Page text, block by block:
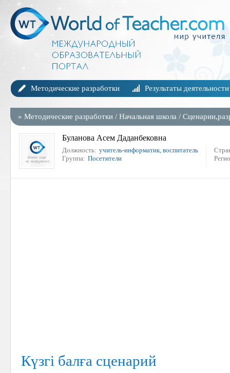
Методические разработки Результаты деятельности
» Методические разработки / Начальная школа /
Буланова Асем Даданбековна
Должность: учитель-информатик, воспитатель
Группа: Посетители
Күзгі балға сценарий